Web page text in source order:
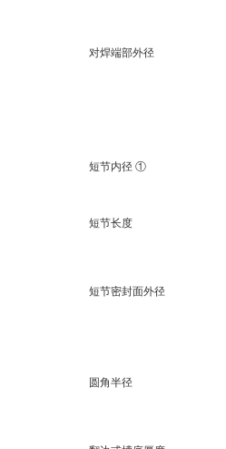
对焊端部外径
短节内径 ①
短节长度
短节密封面外径
圆角半径